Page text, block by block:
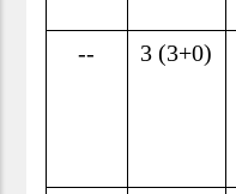
3 (3+0)
--